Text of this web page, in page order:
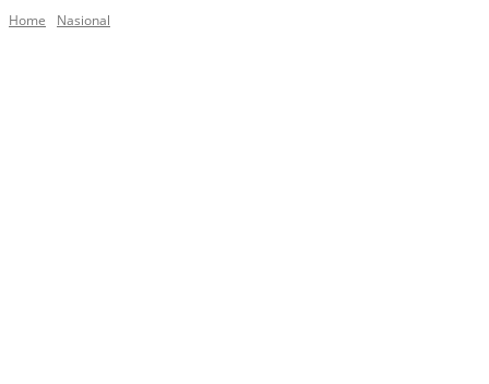
Home Nasional